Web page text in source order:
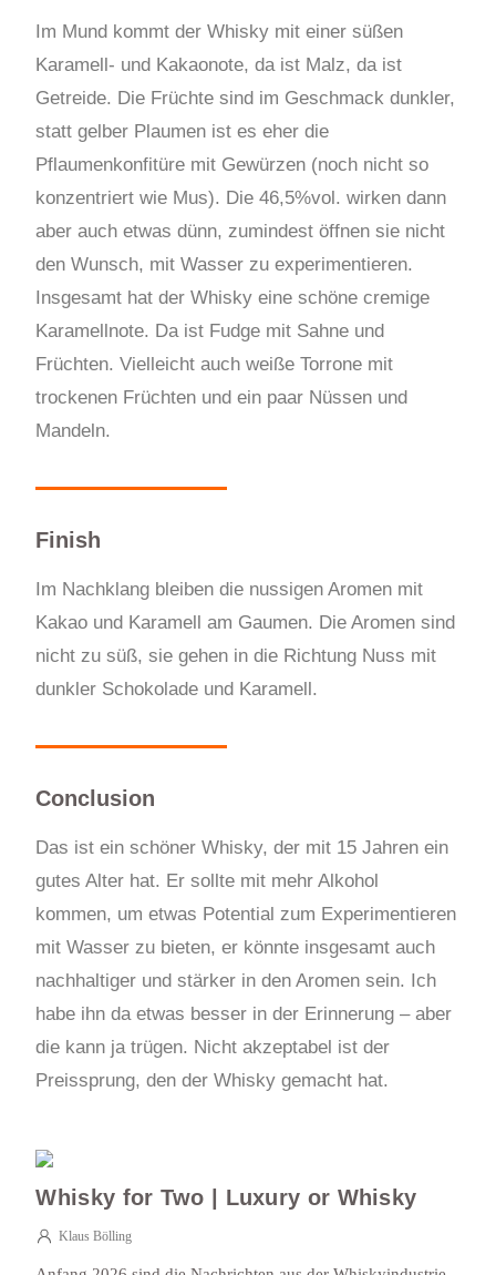
Im Mund kommt der Whisky mit einer süßen
Karamell- und Kakaonote, da ist Malz, da ist
Getreide. Die Früchte sind im Geschmack dunkler,
statt gelber Plaumen ist es eher die
Pflaumenkonfitüre mit Gewürzen (noch nicht so
konzentriert wie Mus). Die 46,5%vol. wirken dann
aber auch etwas dünn, zumindest öffnen sie nicht
den Wunsch, mit Wasser zu experimentieren.
Insgesamt hat der Whisky eine schöne cremige
Karamellnote. Da ist Fudge mit Sahne und
Früchten. Vielleicht auch weiße Torrone mit
trockenen Früchten und ein paar Nüssen und
Mandeln.
Finish
Im Nachklang bleiben die nussigen Aromen mit
Kakao und Karamell am Gaumen. Die Aromen sind
nicht zu süß, sie gehen in die Richtung Nuss mit
dunkler Schokolade und Karamell.
Conclusion
Das ist ein schöner Whisky, der mit 15 Jahren ein
gutes Alter hat. Er sollte mit mehr Alkohol
kommen, um etwas Potential zum Experimentieren
mit Wasser zu bieten, er könnte insgesamt auch
nachhaltiger und stärker in den Aromen sein. Ich
habe ihn da etwas besser in der Erinnerung – aber
die kann ja trügen. Nicht akzeptabel ist der
Preissprung, den der Whisky gemacht hat.
Whisky for Two | Luxury or Whisky
Klaus Bölling